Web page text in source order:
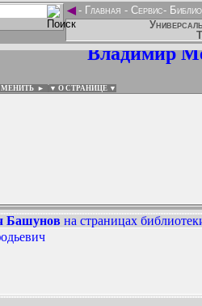
◄- Главная - Сервис-
Владимир
► ▼ О СТРАНИЦЕ ▼
Ершов...
Башунов на страницах